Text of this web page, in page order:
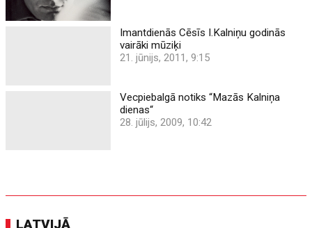
Imantdienās Cēsīs I.Kalniņu godinās
vairāki mūziķi
21. jūnijs, 2011, 9:15
Vecpiebalgā notiks “Mazās Kalniņa
dienas“
28. jūlijs, 2009, 10:42
LATVIJĀ